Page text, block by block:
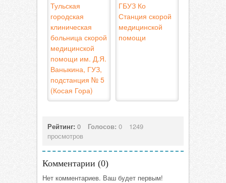
Тульская
городская
клиническая
больница скорой
медицинской
помощи им. Д.Я.
Ваныкина, ГУЗ,
подстанция № 5
(Косая Гора)
ГБУЗ Ко
Станция скорой
медицинской
помощи
Рейтинг: 0 Голосов: 0
1249
просмотров
Комментарии (0)
Нет комментариев. Ваш будет первым!